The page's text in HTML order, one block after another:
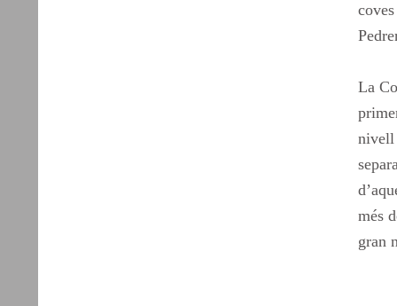
La
nivell
més
gran